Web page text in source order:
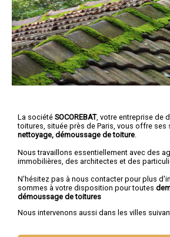
La société SOCOREBAT, votre entreprise de
toitures, située près de Paris, vous offre ses
nettoyage, démoussage de toiture
Nous travaillons essentiellement avec des
immobilières, des architectes et des
N'hésitez pas à nous contacter pour plus
sommes à votre disposition pour toutes
démoussage de toitures
Nous intervenons aussi dans les villes